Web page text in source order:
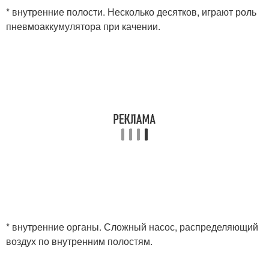
* внутренние полости. Несколько десятков, играют роль
пневмоаккумулятора при качении.
* внутренние органы. Сложный насос, распределяющий
воздух по внутренним полостям.